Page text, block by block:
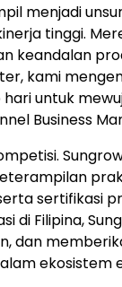
menjadi
tinggi.
keandalan
kami
untuk
Business
sertifikasi
di Filipina,
dan
ekosistem